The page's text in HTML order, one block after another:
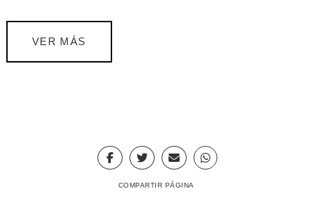
VER MÁS
COMPARTIR PÁGINA